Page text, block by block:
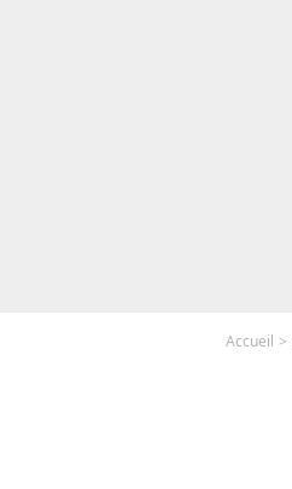
Accueil